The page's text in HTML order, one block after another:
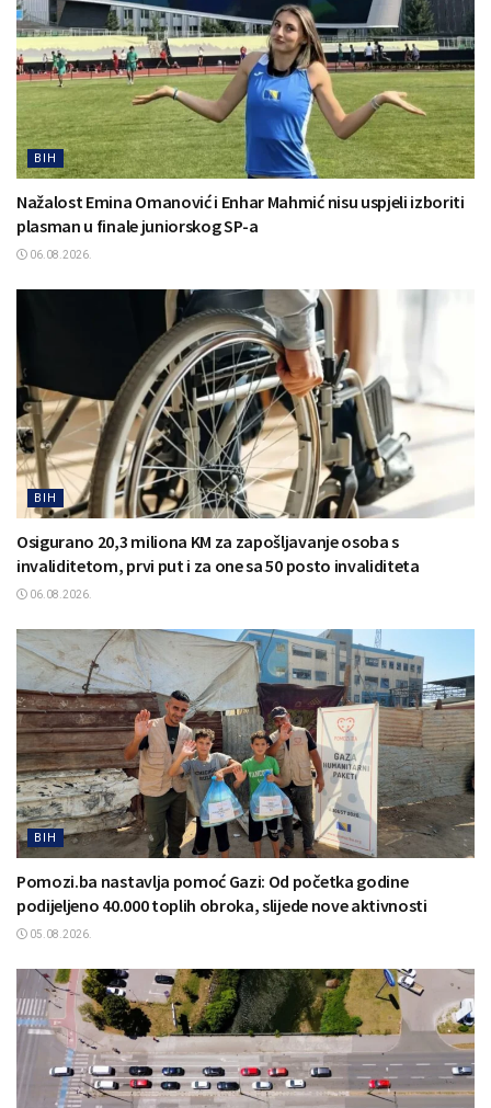
BIH
Nažalost Emina Omanović i Enhar Mahmić nisu uspjeli izboriti
plasman u finale juniorskog SP-a
06.08.2026.
BIH
Osigurano 20,3 miliona KM za zapošljavanje osoba s
invaliditetom, prvi put i za one sa 50 posto invaliditeta
06.08.2026.
BIH
Pomozi.ba nastavlja pomoć Gazi: Od početka godine
podijeljeno 40.000 toplih obroka, slijede nove aktivnosti
05.08.2026.